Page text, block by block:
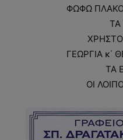
ΦΩΦΩ
ΤΑ
ΓΕΩΡΓΙΑ κ΄
ΤΑ
ΟΙ